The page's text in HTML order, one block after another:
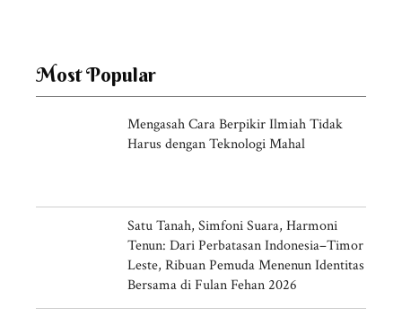
Most Popular
Mengasah Cara Berpikir Ilmiah Tidak
Harus dengan Teknologi Mahal
Satu Tanah, Simfoni Suara, Harmoni
Tenun: Dari Perbatasan Indonesia–Timor
Leste, Ribuan Pemuda Menenun Identitas
Bersama di Fulan Fehan 2026